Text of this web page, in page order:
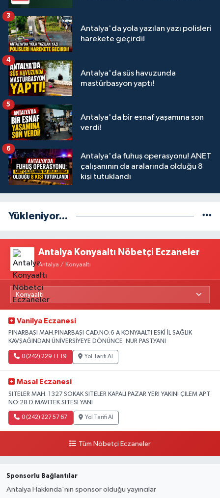
Antalya'da yola yazılan yazı polisleri
harekete geçirdi!
3
Antalya'da süs havuzunda
mastürbasyon yaptı!
4
Antalya'da bir esnaf yaşamına son
verdi!
5
Antalya'da fuhuş operasyonu! ANET
çalışanının da aralarında olduğu 8
kişi tutuklandı
6
Yükleniyor...
Antalya Konyaaltı Nöbetçi Eczaneler
Antalya / Konyaaltı
Vanilya Eczanesi
PINARBAŞI MAH.PINARBAŞI CAD.NO:6 A KONYAALTI ESKİ İL SAĞLIK
KAVŞAĞINDAN ÜNİVERSİYEYE DÖNÜNCE .NUR PAST.YANI
0 (242) 229 11 19 Yol Tarifi Al
Masal Eczanesi
SITELER MAH. 1327 SOKAK SITELER KAPALI PAZAR YERI YAKINI ÇILEM APT
NO:28 D MAVITEK SITESI YANI
0 (242) 227 57 67 Yol Tarifi Al
Tüm Nöbetçi Eczaneler
Sponsorlu Bağlantılar
Antalya Hakkında'nın sponsor olduğu yayıncılar